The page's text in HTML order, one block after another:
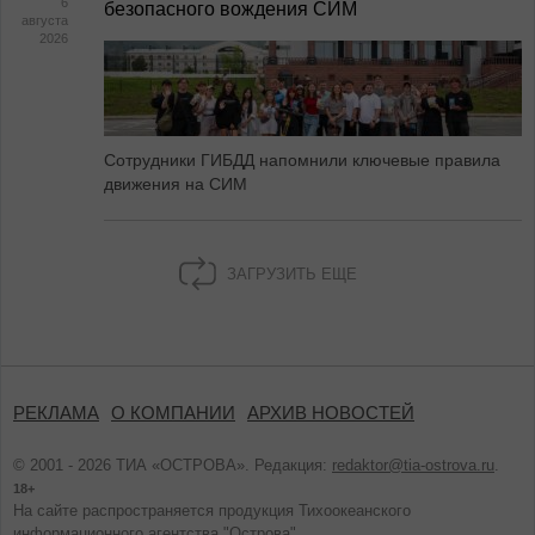
августа
2026
безопасного вождения СИМ
Сотрудники ГИБДД напомнили ключевые правила
движения на СИМ
ЗАГРУЗИТЬ ЕЩЕ
РЕКЛАМА О КОМПАНИИ АРХИВ НОВОСТЕЙ
© 2001 - 2026 ТИА «ОСТРОВА». Редакция: redaktor@tia-ostrova.ru.
18+
На сайте распространяется продукция Тихоокеанского